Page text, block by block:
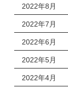
2022年8月
2022年7月
2022年6月
2022年5月
2022年4月